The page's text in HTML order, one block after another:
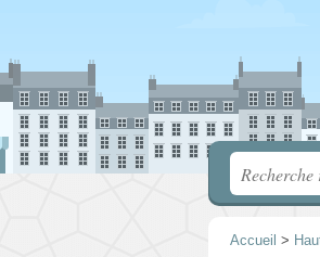
Accueil >